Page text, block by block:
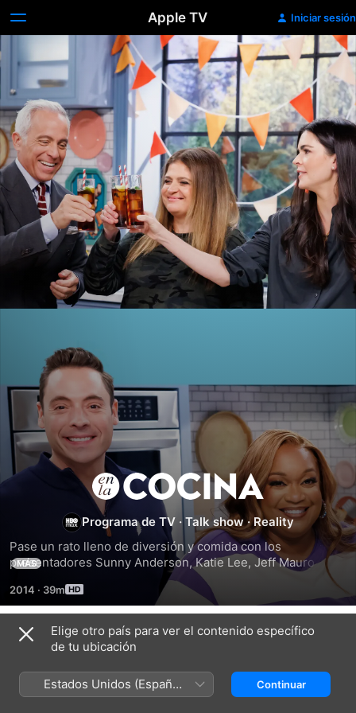
Apple TV Iniciar sesión
En
la
cocina
Programa de TV · Talk show ·Reality
Pase un rato lleno de diversión y comida con los
presentadores Sunny Anderson, Katie Lee, Jeff Mauro y
Geoffrey Zakarian. Estos talentosos expertos en comida
llegan con conversaciones divertidas y recetas deliciosas.
MÁS
2014 · 39m
Temporada 19
Elige otro país para ver el contenido específico
de tu ubicación
Estados Unidos (Español
México)
Continuar